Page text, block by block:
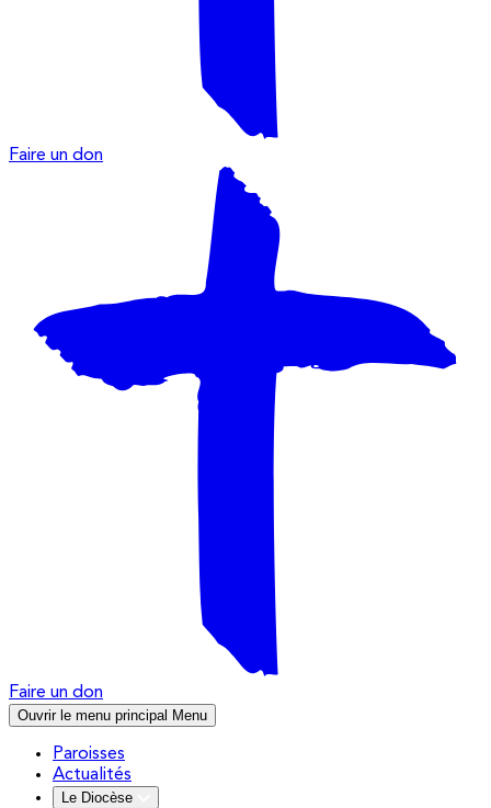
Faire un don
Faire un don
Ouvrir le menu principal Menu
Paroisses
Actualités
Le Diocèse